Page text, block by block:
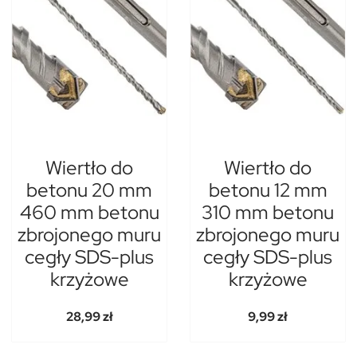
Wiertło do
betonu 20 mm
460 mm betonu
zbrojonego muru
cegły SDS-plus
krzyżowe
28,99 zł
Wiertło do
betonu 12 mm
310 mm betonu
zbrojonego muru
cegły SDS-plus
krzyżowe
9,99 zł